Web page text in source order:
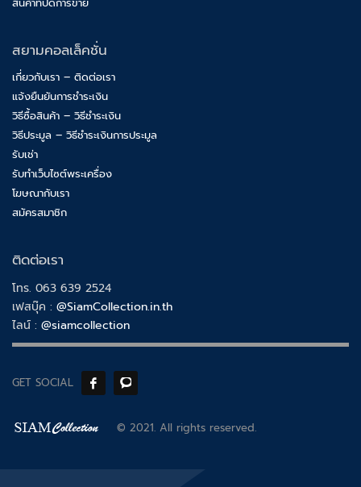
สินค้าที่ปิดการขาย
สยามคอลเล็คชั่น
เกี่ยวกับเรา – ติดต่อเรา
แจ้งยืนยันการชำระเงิน
วิธีซื้อสินค้า – วิธีชำระเงิน
วิธีประมูล – วิธีชำระเงินการประมูล
รับเช่า
รับทำเว็บไซต์พระเครื่อง
โฆษณากับเรา
สมัครสมาชิก
ติดต่อเรา
โทร. 063 639 2524
เฟสบุ๊ค : @SiamCollection.in.th
ไลน์ : @siamcollection
GET SOCIAL
© 2021. All rights reserved.